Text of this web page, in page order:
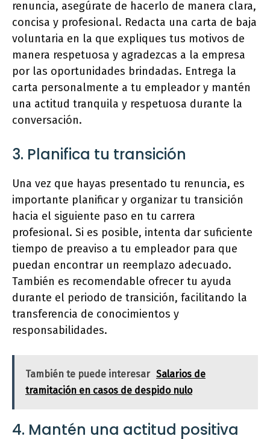
renuncia, asegúrate de hacerlo de manera clara,
concisa y profesional. Redacta una carta de baja
voluntaria en la que expliques tus motivos de
manera respetuosa y agradezcas a la empresa
por las oportunidades brindadas. Entrega la
carta personalmente a tu empleador y mantén
una actitud tranquila y respetuosa durante la
conversación.
3. Planifica tu transición
Una vez que hayas presentado tu renuncia, es
importante planificar y organizar tu transición
hacia el siguiente paso en tu carrera
profesional. Si es posible, intenta dar suficiente
tiempo de preaviso a tu empleador para que
puedan encontrar un reemplazo adecuado.
También es recomendable ofrecer tu ayuda
durante el periodo de transición, facilitando la
transferencia de conocimientos y
responsabilidades.
También te puede interesar Salarios de
tramitación en casos de despido nulo
4. Mantén una actitud positiva